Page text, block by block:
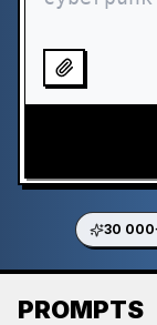
30
PROMPTS